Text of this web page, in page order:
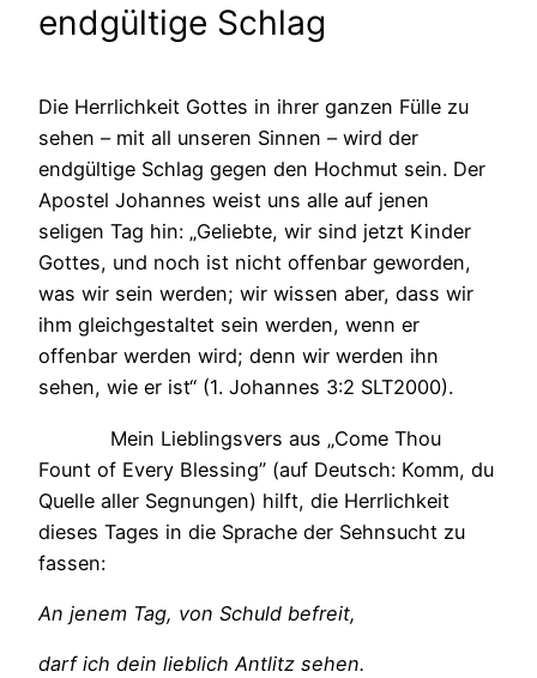
endgültige Schlag
Die Herrlichkeit Gottes in ihrer ganzen Fülle zu
sehen – mit all unseren Sinnen – wird der
endgültige Schlag gegen den Hochmut sein. Der
Apostel Johannes weist uns alle auf jenen
seligen Tag hin: „Geliebte, wir sind jetzt Kinder
Gottes, und noch ist nicht offenbar geworden,
was wir sein werden; wir wissen aber, dass wir
ihm gleichgestaltet sein werden, wenn er
offenbar werden wird; denn wir werden ihn
sehen, wie er ist“ (1. Johannes 3:2 SLT2000).
Mein Lieblingsvers aus „Come Thou
Fount of Every Blessing” (auf Deutsch: Komm, du
Quelle aller Segnungen) hilft, die Herrlichkeit
dieses Tages in die Sprache der Sehnsucht zu
fassen:
An jenem Tag, von Schuld befreit,
darf ich dein lieblich Antlitz sehen.